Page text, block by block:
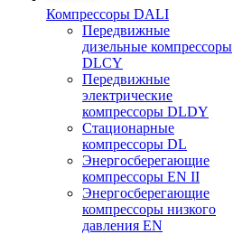
Компрессоры DALI
Передвижные
дизельные компрессоры
DLCY
Передвижные
электрические
компрессоры DLDY
Стационарные
компрессоры DL
Энергосберегающие
компрессоры EN II
Энергосберегающие
компрессоры низкого
давления EN